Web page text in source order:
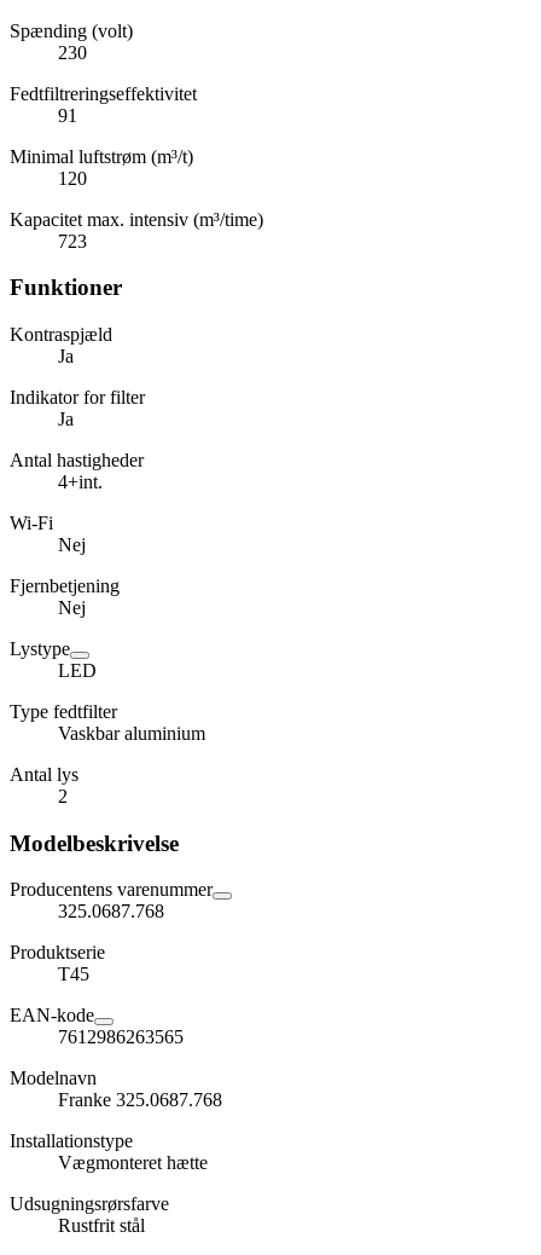
Spænding (volt)
230
Fedtfiltreringseffektivitet
91
Minimal luftstrøm (m³/t)
120
Kapacitet max. intensiv (m³/time)
723
Funktioner
Kontraspjæld
Ja
Indikator for filter
Ja
Antal hastigheder
4+int.
Wi-Fi
Nej
Fjernbetjening
Nej
Lystype
LED
Type fedtfilter
Vaskbar aluminium
Antal lys
2
Modelbeskrivelse
Producentens varenummer
325.0687.768
Produktserie
T45
EAN-kode
7612986263565
Modelnavn
Franke 325.0687.768
Installationstype
Vægmonteret hætte
Udsugningsrørsfarve
Rustfrit stål